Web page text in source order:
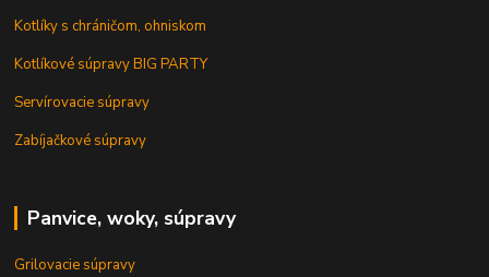
Kotlíky s chráničom, ohniskom
Kotlíkové súpravy BIG PARTY
Servírovacie súpravy
Zabíjačkové súpravy
Panvice, woky, súpravy
Grilovacie súpravy